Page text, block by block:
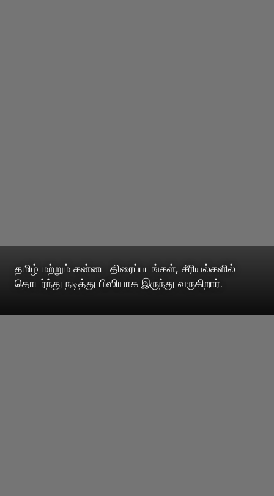
தமிழ் மற்றும் கன்னட திரைப்படங்கள், சீரியல்களில்
தொடர்ந்து நடித்து பிஸியாக இருந்து வருகிறார்.